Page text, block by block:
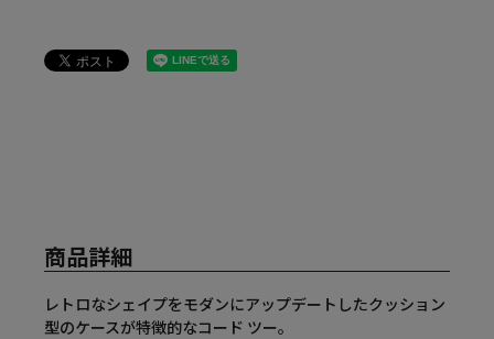
商品詳細
レトロなシェイプをモダンにアップデートしたクッション
型のケースが特徴的なコード ツー。